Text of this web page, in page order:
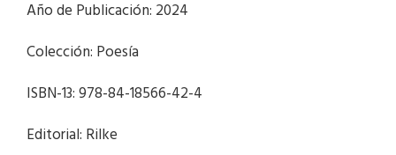
Año de Publicación: 2024
Colección: Poesía
ISBN-13: 978-84-18566-42-4
Editorial: Rilke